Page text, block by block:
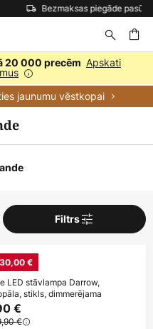
virs 69 €
20 000 precēm Apskati
jaunumu vēstkopai
Filtrs
€
LED stāvlampa Darrow,
stikls, dimmerējama
€
€